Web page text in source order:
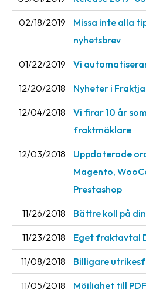
scanner
Support
About
the
company
About
Fraktjakt
Media
Coworkers
&
career
News
archive
Contact
02/18/2019
Missa inte alla
nyhetsbrev
01/22/2019 Vi
12/20/2018 Nyheter i
12/04/2018
Vi firar 10 år
fraktmäklare
12/03/2018
Uppdaterade
Magento,
Prestashop
11/26/2018 Bättre koll på
11/23/2018 Eget fraktavtal
11/08/2018 Billigare
11/05/2018 Möjlighet till